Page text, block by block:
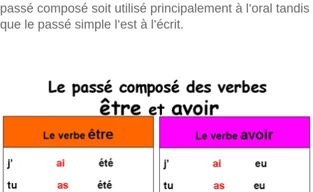
passé composé soit utilisé principalement à l’oral tandis
que le passé simple l’est à l’écrit.